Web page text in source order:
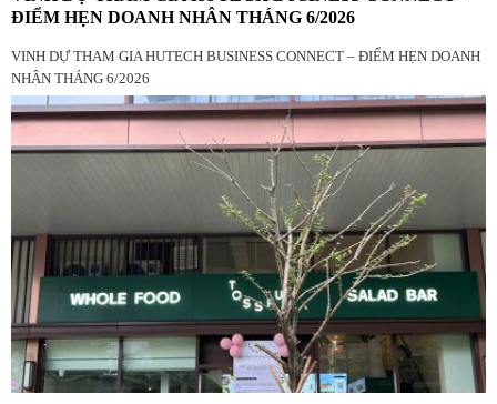
ĐIỂM HẸN DOANH NHÂN THÁNG 6/2026
VINH DỰ THAM GIA HUTECH BUSINESS CONNECT – ĐIỂM HẸN DOANH
NHÂN THÁNG 6/2026